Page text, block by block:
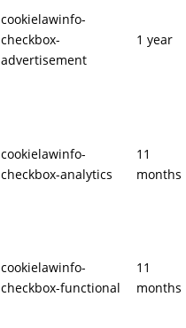
cookielawinfo-
checkbox-
advertisement
1 year
cookielawinfo-
checkbox-analytics
11
months
cookielawinfo-
checkbox-functional
11
months